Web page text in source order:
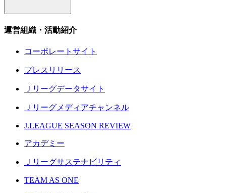
運営組織・活動紹介
コーポレートサイト
プレスリリース
Ｊリーグデータサイト
Ｊリーグメディアチャンネル
J.LEAGUE SEASON REVIEW
アカデミー
Ｊリーグサステナビリティ
TEAM AS ONE